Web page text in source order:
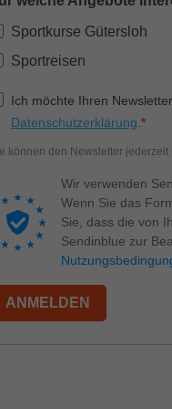
Sportkurse Gütersloh
Sportreisen
Ich möchte Ihren
Datenschutzerklärung
können den Newsletter
Wir verwenden
Wenn Sie das
Sie, dass die von
Sendinblue zur
ANMELDEN
Name
Anbieter
Laufzeit 1 Minute
Dieser
den
die